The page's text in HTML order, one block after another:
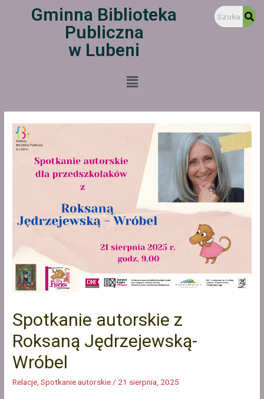
Gminna Biblioteka
Publiczna
w Lubeni
Spotkanie autorskie z
Roksaną Jędrzejewską-
Wróbel
Relacje ,Spotkanie autorskie / 21 sierpnia, 2025